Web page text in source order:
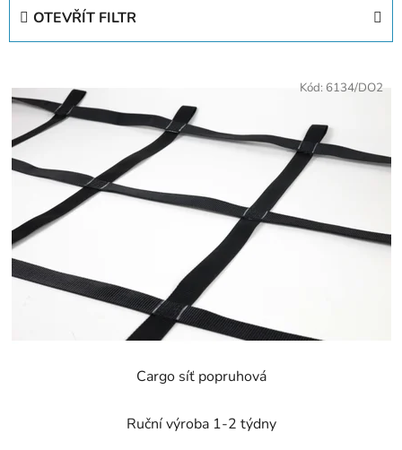
r
d
u
ů
OTEVŘÍT FILTR
ý
i
s
o
d
u
Cargo síť popruhová
Ruční výroba 1-2 týdny
Kód: 6134/DO2